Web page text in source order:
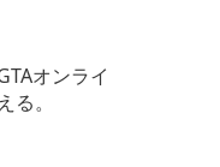
オンライ
。